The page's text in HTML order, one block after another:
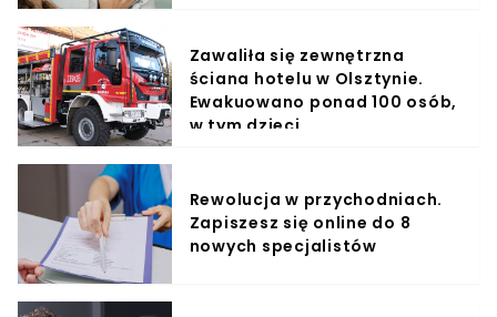
Zawaliła się zewnętrzna
ściana hotelu w Olsztynie.
Ewakuowano ponad 100 osób,
w tym dzieci
Rewolucja w przychodniach.
Zapiszesz się online do 8
nowych specjalistów